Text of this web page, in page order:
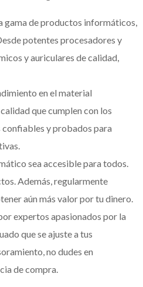
gama de productos informáticos,
potentes procesadores y
y auriculares de calidad,
en el material
que cumplen con los
y probados para
sea accesible para todos.
Además, regularmente
aún más valor por tu dinero.
expertos apasionados por la
que se ajuste a tus
no dudes en
de compra.